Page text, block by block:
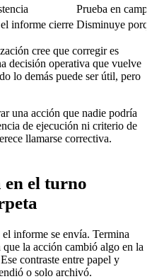
Prueba en
informe cierre Disminuye
cree que corregir es
decisión operativa que vuelve
lo demás puede ser útil, pero
una acción que nadie podría
de ejecución ni criterio de
llamarse correctiva.
en el turno
informe se envía. Termina
la acción cambió algo en la
contraste entre papel y
o solo archivó.